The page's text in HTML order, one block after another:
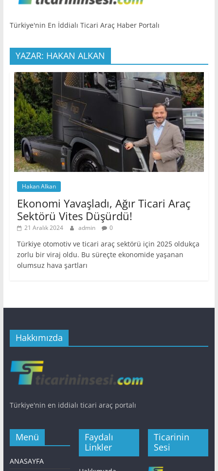
Türkiye'nin En İddialı Ticari Araç Haber Portalı
YAZAR: HAKAN ALKAN
Hakan Alkan
Ekonomi Yavaşladı, Ağır Ticari Araç
Sektörü Vites Düşürdü!
21 Aralık 2024 admin 0
Türkiye otomotiv ve ticari araç sektörü için 2025 oldukça
zorlu bir viraj oldu. Bu süreçte ekonomide yaşanan
olumsuz hava şartları
Hakkımızda
Türkiye'nin en iddialı ticari araç portalı
Menü
ANASAYFA
Faydalı
Linkler
Ticarinin
Sesi